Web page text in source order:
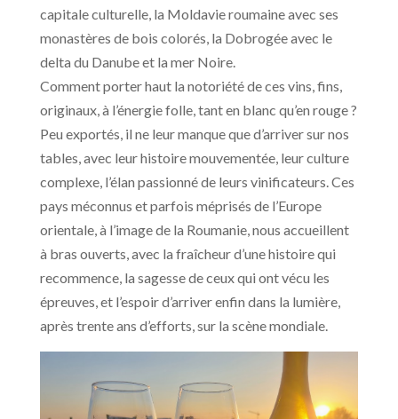
capitale culturelle, la Moldavie roumaine avec ses
monastères de bois colorés, la Dobrogée avec le
delta du Danube et la mer Noire.
Comment porter haut la notoriété de ces vins, fins,
originaux, à l’énergie folle, tant en blanc qu’en rouge ?
Peu exportés, il ne leur manque que d’arriver sur nos
tables, avec leur histoire mouvementée, leur culture
complexe, l’élan passionné de leurs vinificateurs. Ces
pays méconnus et parfois méprisés de l’Europe
orientale, à l’image de la Roumanie, nous accueillent
à bras ouverts, avec la fraîcheur d’une histoire qui
recommence, la sagesse de ceux qui ont vécu les
épreuves, et l’espoir d’arriver enfin dans la lumière,
après trente ans d’efforts, sur la scène mondiale.